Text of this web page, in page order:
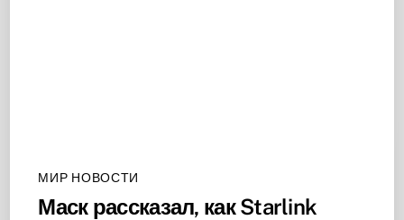
МИР НОВОСТИ
Маск рассказал, как Starlink